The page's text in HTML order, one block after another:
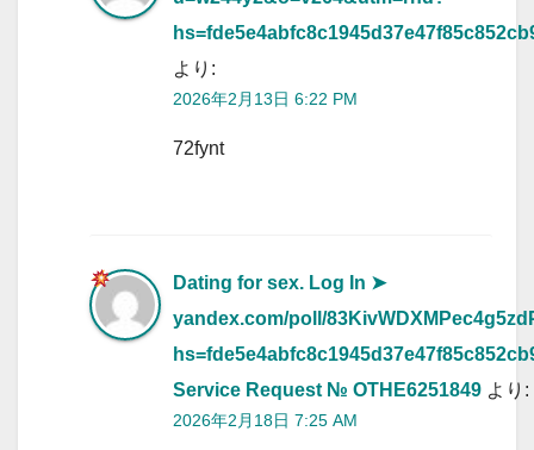
より:
2026年2月13日 6:22 PM
72fynt
Dating for sex. Log In ➤
yandex.com/poll/
Service Request № OTHE6251849 より:
2026年2月18日 7:25 AM